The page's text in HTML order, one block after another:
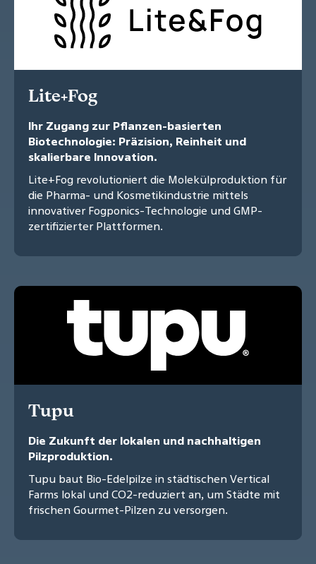
Lite+Fog
Ihr Zugang zur Pflanzen-basierten
Biotechnologie: Präzision, Reinheit und
skalierbare Innovation.
Lite+Fog revolutioniert die Molekülproduktion für
die Pharma- und Kosmetikindustrie mittels
innovativer Fogponics-Technologie und GMP-
zertifizierter Plattformen.
Tupu
Die Zukunft der lokalen und nachhaltigen
Pilzproduktion.
Tupu baut Bio-Edelpilze in städtischen Vertical
Farms lokal und CO2-reduziert an, um Städte mit
frischen Gourmet-Pilzen zu versorgen.